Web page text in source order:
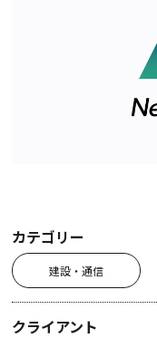
カテゴリー
建設・通信
クライアント